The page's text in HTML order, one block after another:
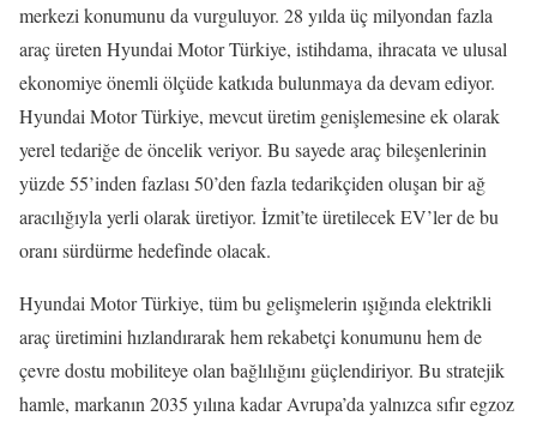
merkezi konumunu da vurguluyor. 28 yılda üç milyondan fazla
araç üreten Hyundai Motor Türkiye, istihdama, ihracata ve ulusal
ekonomiye önemli ölçüde katkıda bulunmaya da devam ediyor.
Hyundai Motor Türkiye, mevcut üretim genişlemesine ek olarak
yerel tedariğe de öncelik veriyor. Bu sayede araç bileşenlerinin
yüzde 55’inden fazlası 50’den fazla tedarikçiden oluşan bir ağ
aracılığıyla yerli olarak üretiyor. İzmit’te üretilecek EV’ler de bu
oranı sürdürme hedefinde olacak.
Hyundai Motor Türkiye, tüm bu gelişmelerin ışığında elektrikli
araç üretimini hızlandırarak hem rekabetçi konumunu hem de
çevre dostu mobiliteye olan bağlılığını güçlendiriyor. Bu stratejik
hamle, markanın 2035 yılına kadar Avrupa’da yalnızca sıfır egzoz